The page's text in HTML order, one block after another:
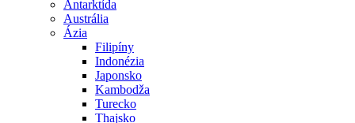
Antarktída
Austrália
Ázia
Filipíny
Indonézia
Japonsko
Kambodža
Turecko
Thajsko